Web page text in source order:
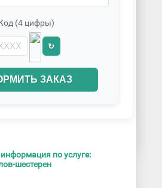
(4 цифры)
↻
ЗАКАЗ
по услуге:
шестерен